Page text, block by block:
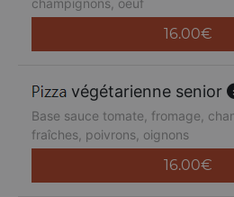
champignons, oeuf
16.00€
végétarienne senior
Base sauce tomate, fromage,
fraîches, poivrons, oignons
16.00€